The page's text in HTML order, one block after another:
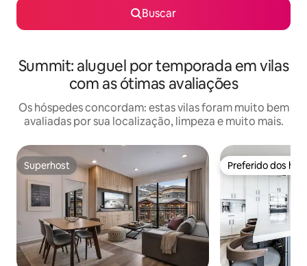
Buscar
Summit: aluguel por temporada em vilas
com as ótimas avaliações
Os hóspedes concordam: estas vilas foram muito bem
avaliadas por sua localização, limpeza e muito mais.
Superhost
Superhost Preferido dos
Preferido dos